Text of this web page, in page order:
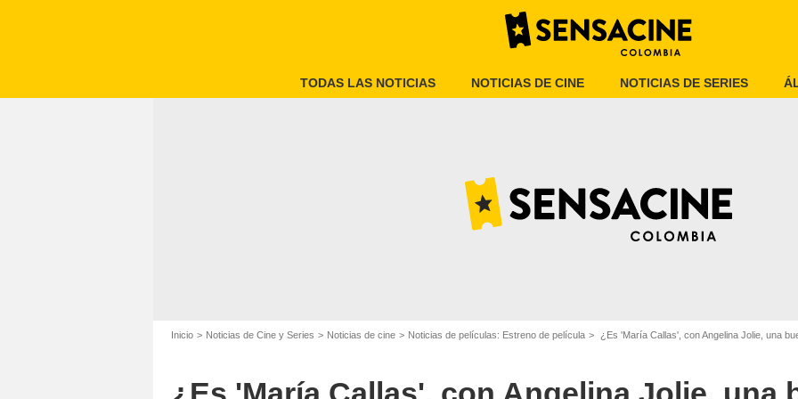
TODAS LAS NOTICIAS NOTICIAS DE CINE NOTICIAS DE SERIES
Inicio Noticias de Cine y Series Noticias de cine Noticias de películas: Estreno de película ¿Es 'María Callas', con Angelina Jolie, una
Netflix